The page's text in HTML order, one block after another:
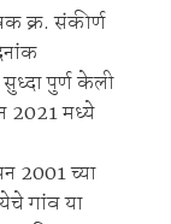
क्र. संकीर्ण
पुर्ण केली
2021 मध्ये
2001 च्या
गांव या